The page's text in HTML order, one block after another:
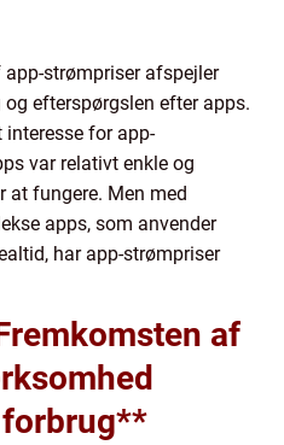
strømpriser afspejler
efterspørgslen efter apps.
for app-
var relativt enkle og
fungere. Men med
apps, som anvender
har app-strømpriser
af